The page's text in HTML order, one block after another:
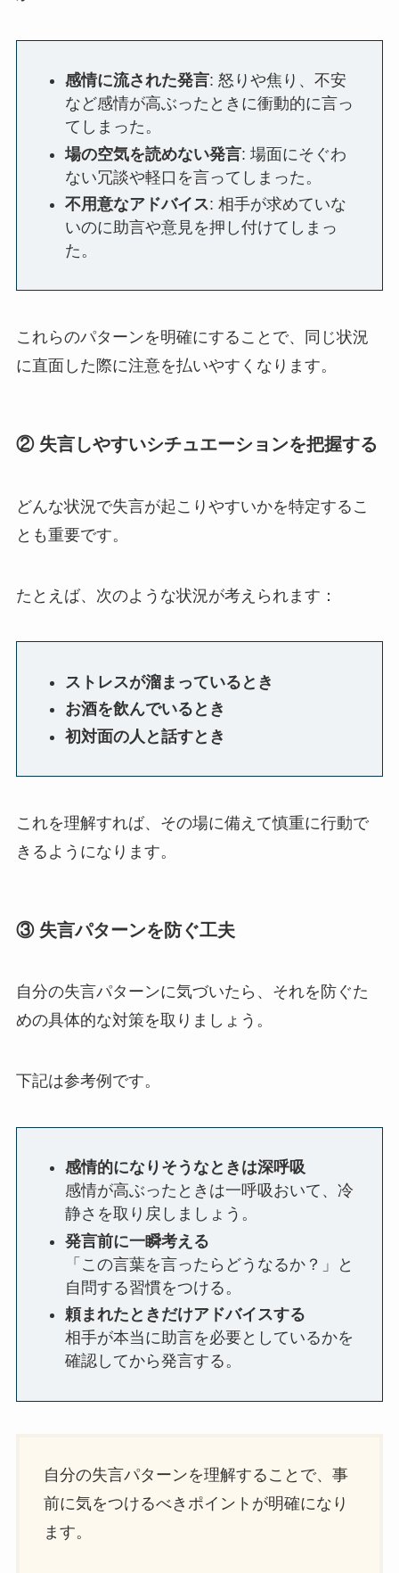
感情に流された発言: 怒りや焦り、不安
など感情が高ぶったときに衝動的に言っ
てしまった。
場の空気を読めない発言: 場面にそぐわ
ない冗談や軽口を言ってしまった。
不用意なアドバイス: 相手が求めていな
いのに助言や意見を押し付けてしまっ
た。
これらのパターンを明確にすることで、同じ状況
に直面した際に注意を払いやすくなります。
② 失言しやすいシチュエーションを把握する
どんな状況で失言が起こりやすいかを特定するこ
とも重要です。
たとえば、次のような状況が考えられます：
ストレスが溜まっているとき
お酒を飲んでいるとき
初対面の人と話すとき
これを理解すれば、その場に備えて慎重に行動で
きるようになります。
③ 失言パターンを防ぐ工夫
自分の失言パターンに気づいたら、それを防ぐた
めの具体的な対策を取りましょう。
下記は参考例です。
感情的になりそうなときは深呼吸
感情が高ぶったときは一呼吸おいて、冷
静さを取り戻しましょう。
発言前に一瞬考える
「この言葉を言ったらどうなるか？」と
自問する習慣をつける。
頼まれたときだけアドバイスする
相手が本当に助言を必要としているかを
確認してから発言する。
自分の失言パターンを理解することで、事
前に気をつけるべきポイントが明確になり
ます。